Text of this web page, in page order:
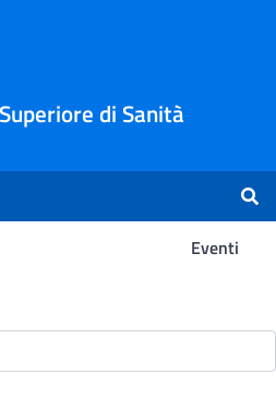
di Sanità
Eventi
Ricerca -